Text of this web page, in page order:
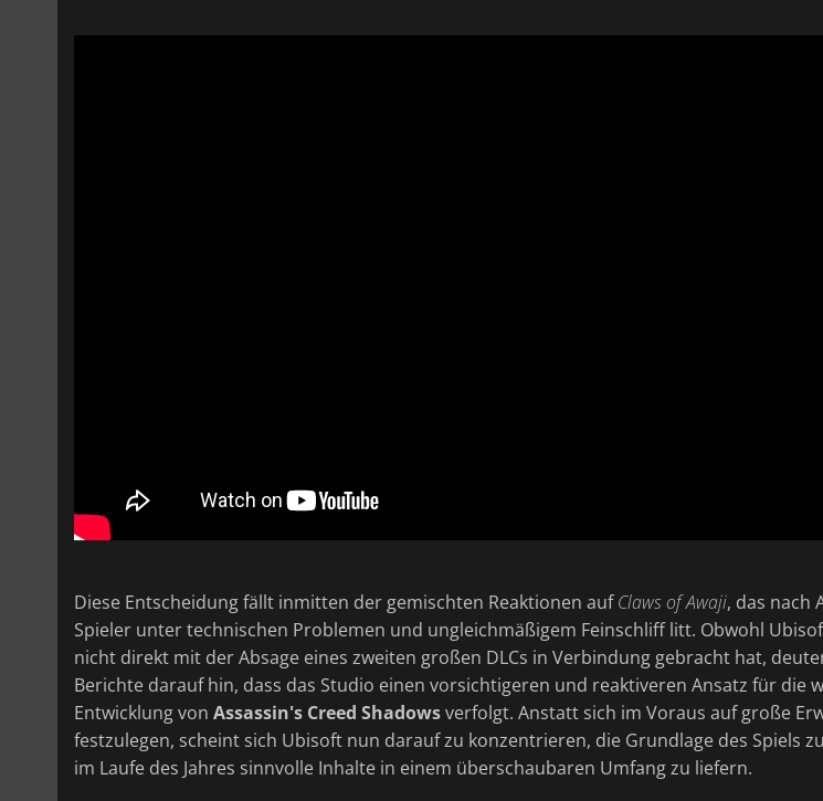
Diese Entscheidung fällt inmitten der gemischten Reaktionen aufClaws of Awaji, das nach
Spieler unter technischen Problemen und ungleichmäßigem Feinschliff litt. Obwohl
nicht direkt mit der Absage eines zweiten großen DLCs in Verbindung gebracht hat,
Berichte darauf hin, dass das Studio einen vorsichtigeren und reaktiveren Ansatz für die
Entwicklung von Assassin's Creed Shadowsverfolgt. Anstatt sich im Voraus auf große
festzulegen, scheint sich Ubisoft nun darauf zu konzentrieren, die Grundlage des Spiels
im Laufe des Jahres sinnvolle Inhalte in einem überschaubaren Umfang zu liefern.